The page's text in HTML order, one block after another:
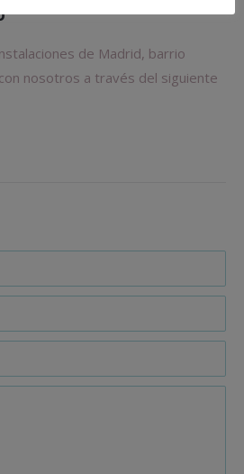
de Madrid, barrio
nosotros a través del siguiente